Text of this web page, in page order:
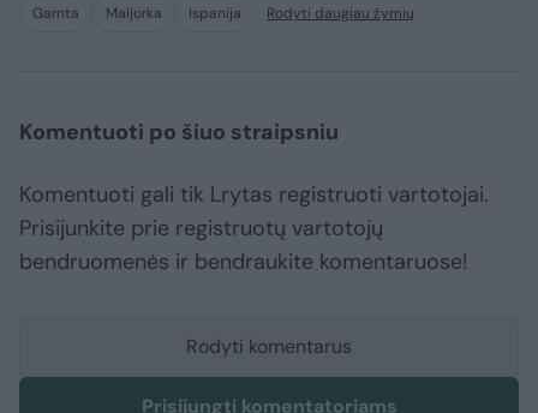
Gamta Maljorka Ispanija Rodyti daugiau žymių
Komentuoti po šiuo straipsniu
Komentuoti gali tik Lrytas registruoti vartotojai.
Prisijunkite prie registruotų vartotojų
bendruomenės ir bendraukite komentaruose!
Rodyti komentarus
Prisijungti komentatoriams